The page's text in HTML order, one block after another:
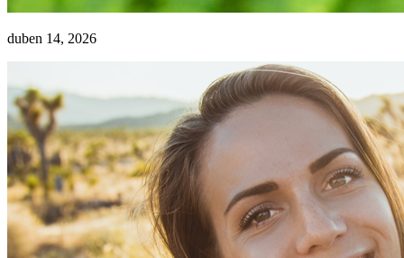
duben 14, 2026